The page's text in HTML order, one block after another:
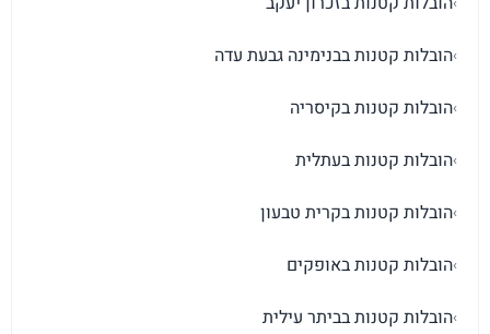
›הובלות קטנות בבנימינה גבעת עדה
›הובלות קטנות בקיסריה
›הובלות קטנות בעתלית
›הובלות קטנות בקרית טבעון
›הובלות קטנות באופקים
›הובלות קטנות בביתר עילית